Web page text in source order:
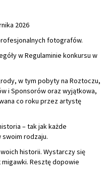
2026
fotografów.
w Regulaminie konkursu w
w tym pobyty na Roztoczu,
i Sponsorów oraz wyjątkowa,
co roku przez artystę
– tak jak każde
rodzaju.
historii. Wystarczy się
Resztę dopowie